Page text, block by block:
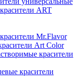
ART
Mr.Flavor
Art Color
красители
красители